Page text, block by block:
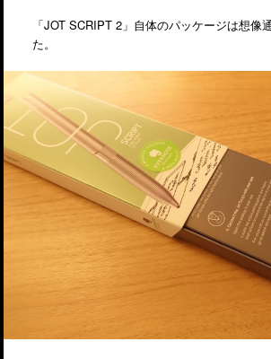
「JOT SCRIPT 2」自体のパッケージは想像
た。